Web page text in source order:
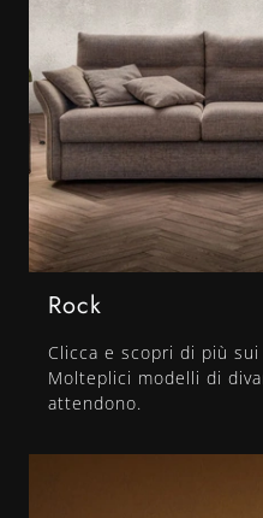
Rock
Clicca e scopri di più
Molteplici modelli di
attendono.